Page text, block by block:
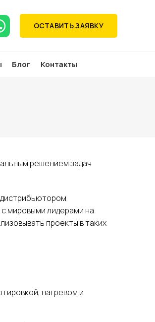
ОСТАВИТЬ ЗАЯВКУ
Блог Контакты
решением задач
мировыми лидерами на
проекты в таких
нагревом и